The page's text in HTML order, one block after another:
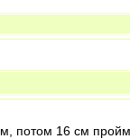
потом 16 см